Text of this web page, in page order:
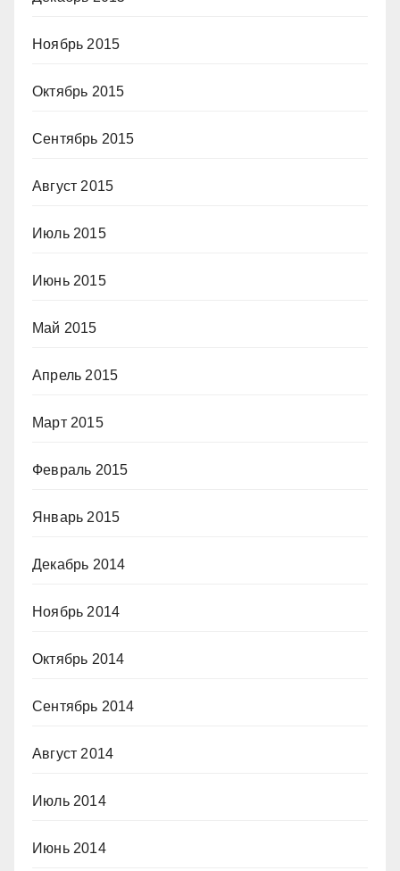
Ноябрь 2015
Октябрь 2015
Сентябрь 2015
Август 2015
Июль 2015
Июнь 2015
Май 2015
Апрель 2015
Март 2015
Февраль 2015
Январь 2015
Декабрь 2014
Ноябрь 2014
Октябрь 2014
Сентябрь 2014
Август 2014
Июль 2014
Июнь 2014